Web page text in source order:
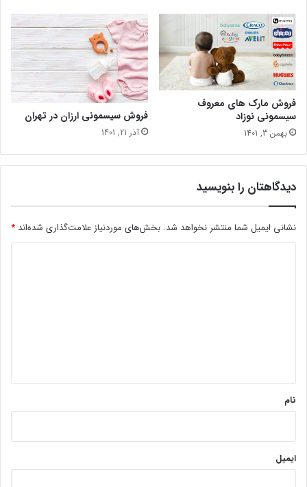
فروش مارک های معروف
سیسمونی نوزاد
بهمن 3, 1401
فروش سیسمونی ارزان در تهران
آذر 21, 1401
دیدگاهتان را بنویسید
نشانی ایمیل شما منتشر نخواهد شد. بخش‌های موردنیاز علامت‌گذاری شده‌اند *
نام
ایمیل